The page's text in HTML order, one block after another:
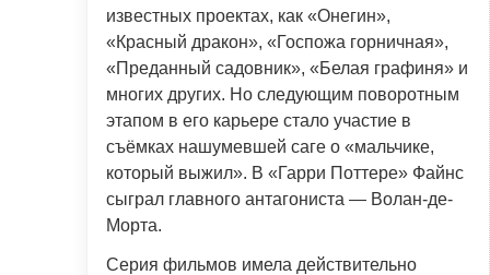
известных проектах, как «Онегин»,
«Красный дракон», «Госпожа горничная»,
«Преданный садовник», «Белая графиня» и
многих других. Но следующим поворотным
этапом в его карьере стало участие в
съёмках нашумевшей саге о «мальчике,
который выжил». В «Гарри Поттере» Файнс
сыграл главного антагониста — Волан-де-
Морта.
Серия фильмов имела действительно